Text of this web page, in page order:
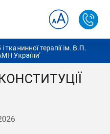
тканинної терапії ім. В.П.
України’